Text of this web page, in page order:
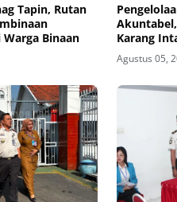
Tapin, Rutan
Binaan
Karang
Agustus 05,